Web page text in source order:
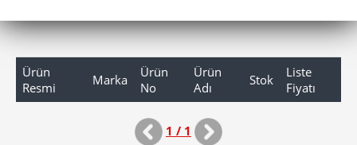
Ürün
Resmi
Marka
Ürün
No
Ürün
Adı
Stok
Liste
Fiyatı
1 / 1